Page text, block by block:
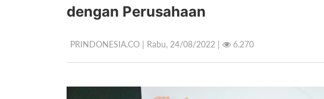
dengan Perusahaan
PRINDONESIA.CO | Rabu, 24/08/2022 | 6.270